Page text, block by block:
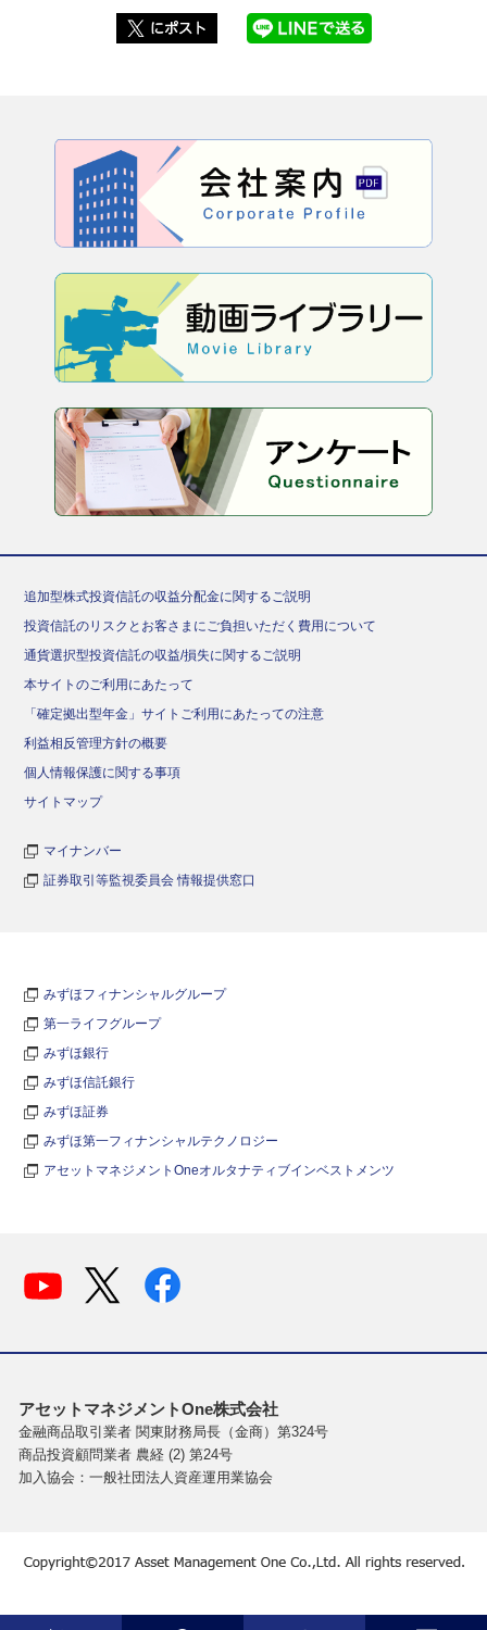
追加型株式投資信託の収益分配金に関するご説明
投資信託のリスクとお客さまにご負担いただく費用について
通貨選択型投資信託の収益/損失に関するご説明
本サイトのご利用にあたって
「確定拠出型年金」サイトご利用にあたっての注意
利益相反管理方針の概要
個人情報保護に関する事項
サイトマップ
マイナンバー
証券取引等監視委員会 情報提供窓口
みずほフィナンシャルグループ
第一ライフグループ
みずほ銀行
みずほ信託銀行
みずほ証券
みずほ第一フィナンシャルテクノロジー
アセットマネジメントOneオルタナティブインベストメンツ
アセットマネジメントOne株式会社
金融商品取引業者 関東財務局長（金商）第324号
商品投資顧問業者 農経 (2) 第24号
加入協会：一般社団法人資産運用業協会